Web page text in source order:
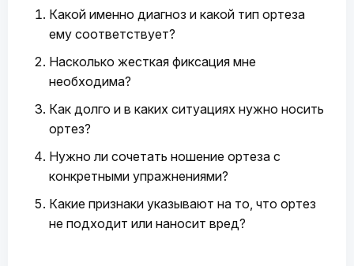
Какой именно диагноз и какой тип ортеза
ему соответствует?
Насколько жесткая фиксация мне
необходима?
Как долго и в каких ситуациях нужно носить
ортез?
Нужно ли сочетать ношение ортеза с
конкретными упражнениями?
Какие признаки указывают на то, что ортез
не подходит или наносит вред?